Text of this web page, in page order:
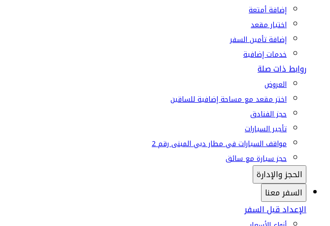
إضافة أمتعة
اختيار مقعد
إضافة تأمين السفر
خدمات إضافية
روابط ذات صلة
العروض
اختر مقعد مع مساحة إضافية للساقين
حجز الفنادق
تأجير السيارات
مواقف السيارات في مطار دبي المبنى رقم 2
حجز سيارة مع سائق
الحجز والإدارة
السفر معنا
الإعداد قبل السفر